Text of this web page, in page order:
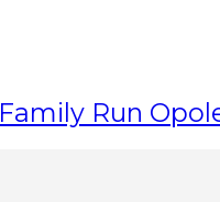
Family Run